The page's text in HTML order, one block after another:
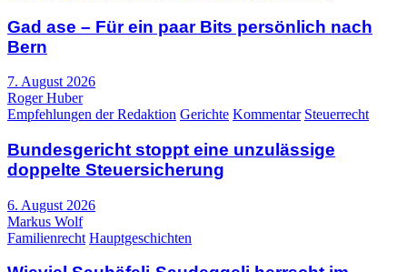
Gad ase – Für ein paar Bits persönlich nach
Bern
7. August 2026
Roger Huber
Empfehlungen der Redaktion Gerichte Kommentar Steuerrecht
Bundesgericht stoppt eine unzulässige
doppelte Steuersicherung
6. August 2026
Markus Wolf
Familienrecht Hauptgeschichten